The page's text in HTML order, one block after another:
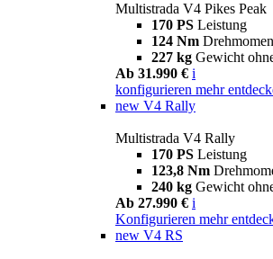
Multistrada V4 Pikes Peak
170 PS Leistung
124 Nm
227 kg Gewicht
Ab 31.990 € i
konfigurieren mehr
new V4 Rally
Multistrada V4 Rally
170 PS Leistung
123,8 Nm
240 kg Gewicht
Ab 27.990 € i
Konfigurieren mehr
new V4 RS